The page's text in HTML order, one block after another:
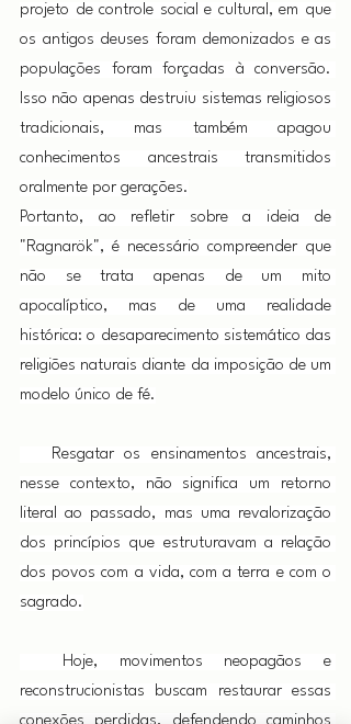
projeto de controle social e cultural, em que
os antigos deuses foram demonizados e as
populações foram forçadas à conversão.
Isso não apenas destruiu sistemas religiosos
tradicionais, mas também apagou
conhecimentos ancestrais transmitidos
oralmente por gerações.
Portanto, ao refletir sobre a ideia de
"Ragnarök", é necessário compreender que
não se trata apenas de um mito
apocalíptico, mas de uma realidade
histórica: o desaparecimento sistemático das
religiões naturais diante da imposição de um
modelo único de fé.
Resgatar os ensinamentos ancestrais,
nesse contexto, não significa um retorno
literal ao passado, mas uma revalorização
dos princípios que estruturavam a relação
dos povos com a vida, com a terra e com o
sagrado.
Hoje, movimentos neopagãos e
reconstrucionistas buscam restaurar essas